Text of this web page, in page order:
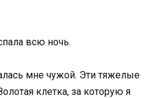
всю ночь.
мне чужой. Эти тяжелые
клетка, за которую я